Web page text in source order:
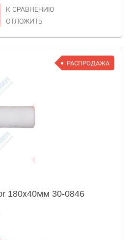
К СРАВНЕНИЮ
ОТЛОЖИТЬ
РАСПРОДАЖА
180х40мм 30-0846